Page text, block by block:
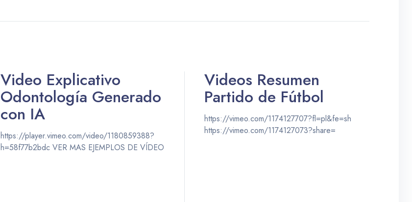
Video Explicativo
Odontología Generado
con IA
https://player.vimeo.com/video/1180859388?
h=58f77b2bdc VER MAS EJEMPLOS DE VÍDEO
Videos Resumen
Partido de Fútbol
https://vimeo.com/1174127707?fl=pl&fe=sh
https://vimeo.com/1174127073?share=